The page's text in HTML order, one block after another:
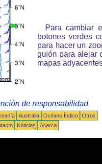
Para cambiar
botones verdes
para hacer un
guión para alejar
mapas
de responsabilidad
Australia Océano Índico
Otros
Noticias Acerca